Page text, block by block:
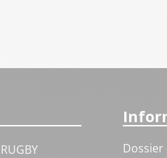
RUGBY
Dossier